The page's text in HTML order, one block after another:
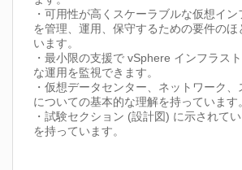
・可用性が高くスケーラブルな仮想イ
を管理、運用、保守するための要件のほ
います。
・最小限の支援で vSphere インフラス
な運用を監視できます。
・仮想データセンター、ネットワーク
についての基本的な理解を持っています。
・試験セクション (設計図) に示されて
を持っています。